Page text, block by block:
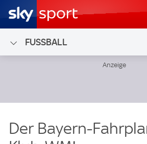
FUSSBALL
Der Bayern-